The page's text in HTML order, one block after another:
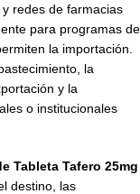
redes de farmacias
para programas de
la importación.
la
y la
o institucionales
Tableta Tafero 25mg
destino, las